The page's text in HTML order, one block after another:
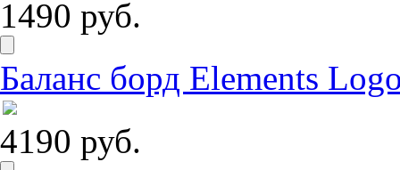
1490 руб.
Баланс борд Elements
4190 руб.